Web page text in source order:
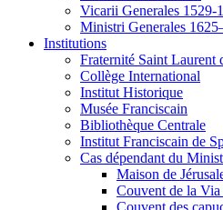
Vicarii Generales 1529-
Ministri Generales
Institutions
Fraternité Saint Laurent
Collège International
Institut Historique
Musée Franciscain
Bibliothèque Centrale
Institut Franciscain de
Cas dépendant du
Maison de
Couvent de la
Couvent des